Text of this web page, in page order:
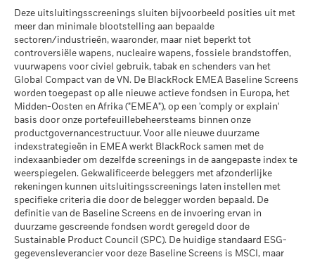
(%) USD
Het rendement is weergegeven na aftrek van de lopende
kosten. Instap-/uitstapvergoedingen worden niet in
aanmerking genomen bij de berekening.
De getoonde cijfers hebben betrekking op de prestaties in het
verleden.In het verleden behaalde resultaten vormen geen
betrouwbare indicator voor toekomstige resultaten. Markten
kunnen zich in de toekomst heel anders ontwikkelen. Het kan
u helpen om te beoordelen hoe het fonds in het verleden
werd beheerd
De prestaties worden weergegeven op basis van de netto-
inventariswaarde (NIW), waarbij de bruto-inkomsten, indien
van toepassing, worden herbelegd. Het rendement van uw
belegging kan stijgen of dalen als gevolg van
valutaschommelingen als uw belegging wordt gedaan in een
andere valuta dan die gebruikt in de berekening van de
Gematigd
Wat u kunt terugkrijgen na aftrek van
Gemiddeld rendement per jaar
Gunstig
Wat u kunt terugkrijgen na aftrek van
Gemiddeld rendement per jaar
Het stressscenario laat zien wat u zou kunnen terugkrijgen in
extreme marktomstandigheden.
Deze uitsluitingsscreenings sluiten bijvoorbeeld posities uit met
meer dan minimale blootstelling aan bepaalde
sectoren/industrieën, waaronder, maar niet beperkt tot
controversiële wapens, nucleaire wapens, fossiele brandstoffen,
vuurwapens voor civiel gebruik, tabak en schenders van het
Global Compact van de VN. De BlackRock EMEA Baseline Screens
worden toegepast op alle nieuwe actieve fondsen in Europa, het
Midden-Oosten en Afrika ("EMEA"), op een 'comply or explain'
basis door onze portefeuillebeheersteams binnen onze
productgovernancestructuur. Voor alle nieuwe duurzame
indexstrategieën in EMEA werkt BlackRock samen met de
indexaanbieder om dezelfde screenings in de aangepaste index te
weerspiegelen. Gekwalificeerde beleggers met afzonderlijke
rekeningen kunnen uitsluitingsscreenings laten instellen met
specifieke criteria die door de belegger worden bepaald. De
definitie van de Baseline Screens en de invoering ervan in
duurzame gescreende fondsen wordt geregeld door de
Sustainable Product Council (SPC). De huidige standaard ESG-
gegevensleverancier voor deze Baseline Screens is MSCI, maar